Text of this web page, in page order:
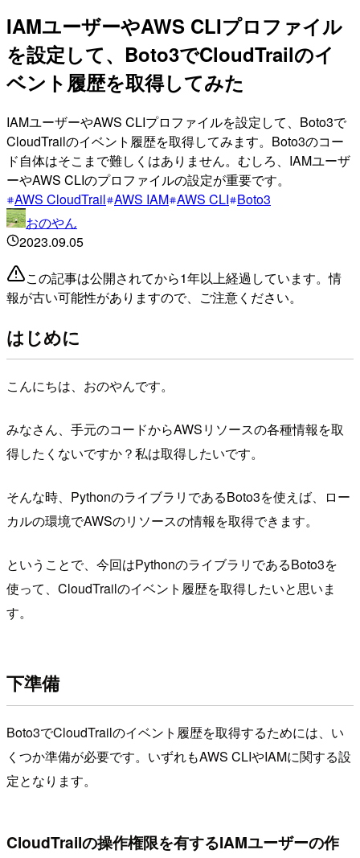
IAMユーザーやAWS CLIプロファイル
を設定して、Boto3でCloudTrailのイ
ベント履歴を取得してみた
IAMユーザーやAWS CLIプロファイルを設定して、Boto3で
CloudTrailのイベント履歴を取得してみます。Boto3のコー
ド自体はそこまで難しくはありません。むしろ、IAMユーザ
ーやAWS CLIのプロファイルの設定が重要です。
AWS CloudTrail AWS IAM AWS CLI Boto3
おのやん
2023.09.05
この記事は公開されてから1年以上経過しています。情
報が古い可能性がありますので、ご注意ください。
はじめに
こんにちは、おのやんです。
みなさん、手元のコードからAWSリソースの各種情報を取
得したくないですか？私は取得したいです。
そんな時、PythonのライブラリであるBoto3を使えば、ロー
カルの環境でAWSのリソースの情報を取得できます。
ということで、今回はPythonのライブラリであるBoto3を
使って、CloudTrailのイベント履歴を取得したいと思いま
す。
下準備
Boto3でCloudTrailのイベント履歴を取得するためには、い
くつか準備が必要です。いずれもAWS CLIやIAMに関する設
定となります。
CloudTrailの操作権限を有するIAMユーザーの作